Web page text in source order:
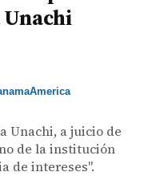
Unachi, a juicio de
de la institución
de intereses".